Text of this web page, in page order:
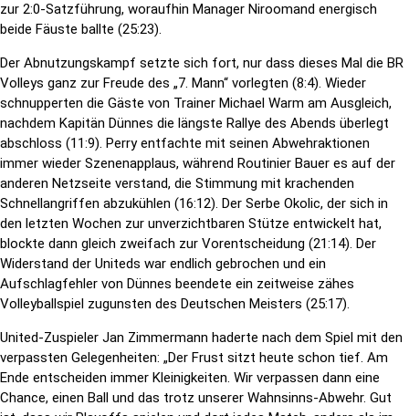
zur 2:0-Satzführung, woraufhin Manager Niroomand energisch
beide Fäuste ballte (25:23).
Der Abnutzungskampf setzte sich fort, nur dass dieses Mal die BR
Volleys ganz zur Freude des „7. Mann“ vorlegten (8:4). Wieder
schnupperten die Gäste von Trainer Michael Warm am Ausgleich,
nachdem Kapitän Dünnes die längste Rallye des Abends überlegt
abschloss (11:9). Perry entfachte mit seinen Abwehraktionen
immer wieder Szenenapplaus, während Routinier Bauer es auf der
anderen Netzseite verstand, die Stimmung mit krachenden
Schnellangriffen abzukühlen (16:12). Der Serbe Okolic, der sich in
den letzten Wochen zur unverzichtbaren Stütze entwickelt hat,
blockte dann gleich zweifach zur Vorentscheidung (21:14). Der
Widerstand der Uniteds war endlich gebrochen und ein
Aufschlagfehler von Dünnes beendete ein zeitweise zähes
Volleyballspiel zugunsten des Deutschen Meisters (25:17).
United-Zuspieler Jan Zimmermann haderte nach dem Spiel mit den
verpassten Gelegenheiten: „Der Frust sitzt heute schon tief. Am
Ende entscheiden immer Kleinigkeiten. Wir verpassen dann eine
Chance, einen Ball und das trotz unserer Wahnsinns-Abwehr. Gut